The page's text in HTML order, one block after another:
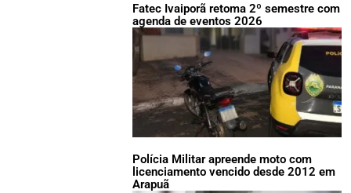
Fatec Ivaiporã retoma 2º semestre com
agenda de eventos 2026
Polícia Militar apreende moto com
licenciamento vencido desde 2012 em
Arapuã